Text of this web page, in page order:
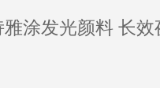
雅涂发光颜料 长效